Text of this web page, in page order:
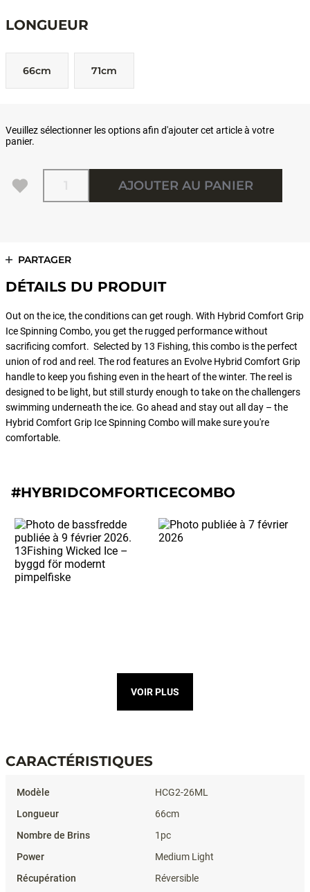
LONGUEUR
66cm 71cm
Veuillez sélectionner les options afin d'ajouter cet article à votre
panier.
Quantité
AJOUTER AU PANIER
PARTAGER
DÉTAILS DU PRODUIT
Out on the ice, the conditions can get rough. With Hybrid Comfort Grip
Ice Spinning Combo, you get the rugged performance without
sacrificing comfort. Selected by 13 Fishing, this combo is the perfect
union of rod and reel. The rod features an Evolve Hybrid Comfort Grip
handle to keep you fishing even in the heart of the winter. The reel is
designed to be light, but still sturdy enough to take on the challengers
swimming underneath the ice. Go ahead and stay out all day – the
Hybrid Comfort Grip Ice Spinning Combo will make sure you're
comfortable.
#HYBRIDCOMFORTICECOMBO
VOIR PLUS
CARACTÉRISTIQUES
HCG2-26ML
66cm
1pc
Medium Light
Réversible